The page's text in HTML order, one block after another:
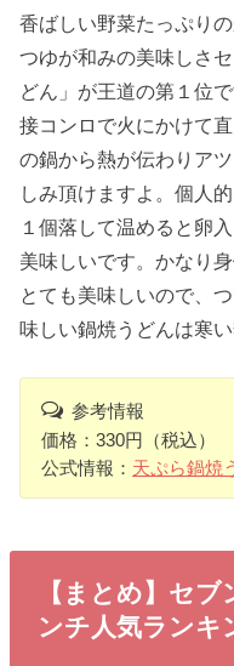
香ばしい野菜たっぷり
つゆが和みの美味しさ
どん」が王道の第１位
接コンロで火にかけて
の鍋から熱が伝わりア
しみ頂けますよ。個人
１個落して温めると卵
美味しいです。かなり
とても美味しいので、
味しい鍋焼うどんは寒
参考情報
価格：330円（税込）
公式情報： 天ぷら鍋焼
【まとめ】セ
ンチ人気ランキ